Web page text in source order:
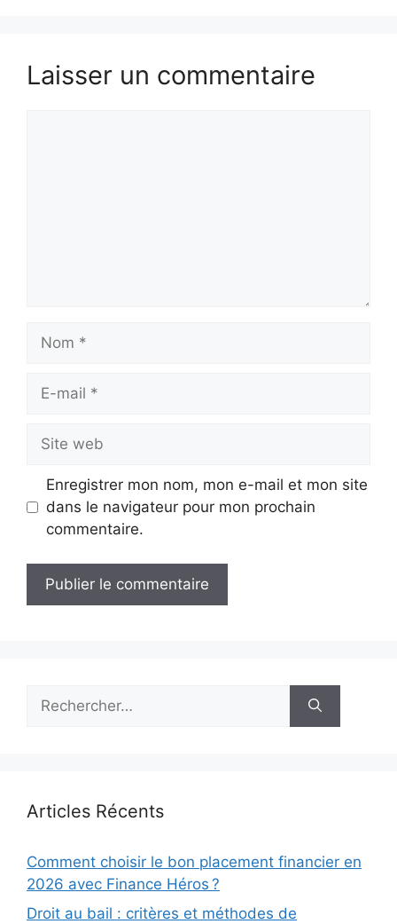
Laisser un commentaire
Nom
Site
web
Enregistrer mon nom, mon e-mail et mon site
dans le navigateur pour mon prochain
commentaire.
Articles Récents
Comment choisir le bon placement financier en
2026 avec Finance Héros ?
Droit au bail : critères et méthodes de